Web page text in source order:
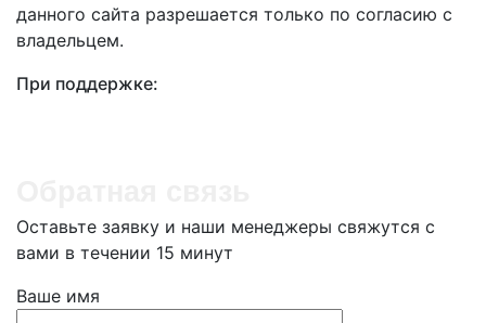
данного сайта разрешается только по согласию с
владельцем.
При поддержке:
Оставьте заявку и наши менеджеры свяжутся с
вами в течении 15 минут
Ваше имя